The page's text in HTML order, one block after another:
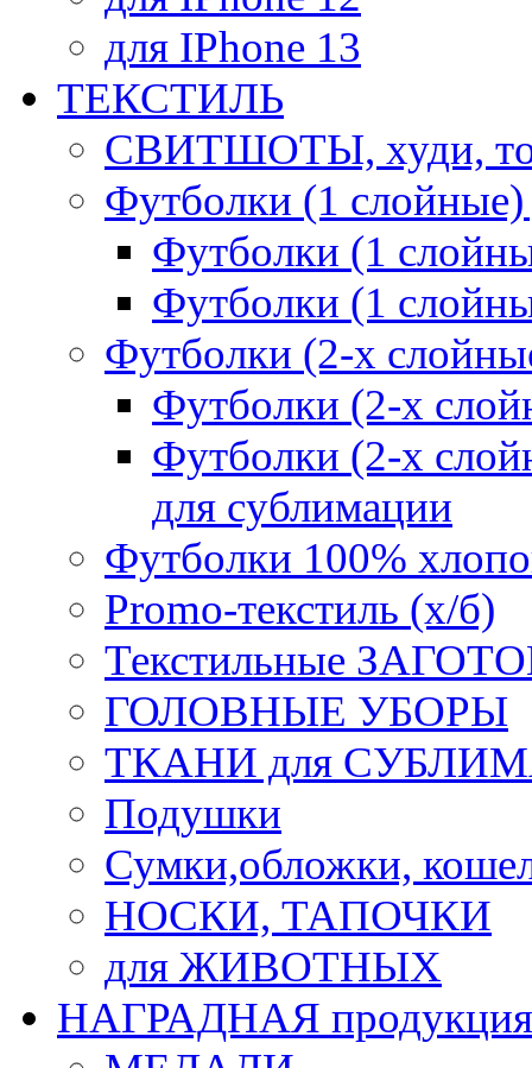
для IPhone 13
ТЕКСТИЛЬ
СВИТШОТЫ, худи,
Футболки (1
Футболки (1
Футболки (1
Футболки (2-х
Футболки (2-х
Футболки (2-х
для сублимации
Футболки 100%
Promo-текстиль (х/б)
Текстильные
ГОЛОВНЫЕ УБОРЫ
ТКАНИ для
Подушки
Сумки,обложки,
НОСКИ, ТАПОЧКИ
для ЖИВОТНЫХ
НАГРАДНАЯ продукция